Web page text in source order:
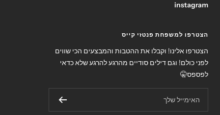
instagram
הצטרפו למשפחת פנטזי קייס
הצטרפו אלינו! וקבלו את ההטבות והמבצעים הכי שווים
לפני כולם! וגם דילים סודיים מהרגע להרגע שלא כדאי
לפספס🤫
האימייל שלך